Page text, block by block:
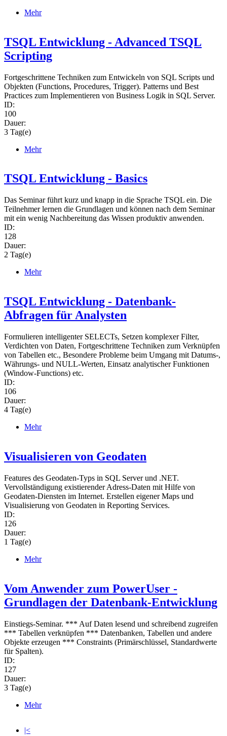
Mehr
TSQL Entwicklung - Advanced TSQL
Scripting
Fortgeschrittene Techniken zum Entwickeln von SQL Scripts und
Objekten (Functions, Procedures, Trigger). Patterns und Best
Practices zum Implementieren von Business Logik in SQL Server.
ID:
100
Dauer:
3 Tag(e)
Mehr
TSQL Entwicklung - Basics
Das Seminar führt kurz und knapp in die Sprache TSQL ein. Die
Teilnehmer lernen die Grundlagen und können nach dem Seminar
mit ein wenig Nachbereitung das Wissen produktiv anwenden.
ID:
128
Dauer:
2 Tag(e)
Mehr
TSQL Entwicklung - Datenbank-
Abfragen für Analysten
Formulieren intelligenter SELECTs, Setzen komplexer Filter,
Verdichten von Daten, Fortgeschrittene Techniken zum Verknüpfen
von Tabellen etc., Besondere Probleme beim Umgang mit Datums-,
Währungs- und NULL-Werten, Einsatz analytischer Funktionen
(Window-Functions) etc.
ID:
106
Dauer:
4 Tag(e)
Mehr
Visualisieren von Geodaten
Features des Geodaten-Typs in SQL Server und .NET.
Vervollständigung existierender Adress-Daten mit Hilfe von
Geodaten-Diensten im Internet. Erstellen eigener Maps und
Visualisierung von Geodaten in Reporting Services.
ID:
126
Dauer:
1 Tag(e)
Mehr
Vom Anwender zum PowerUser -
Grundlagen der Datenbank-Entwicklung
Einstiegs-Seminar. *** Auf Daten lesend und schreibend zugreifen
*** Tabellen verknüpfen *** Datenbanken, Tabellen und andere
Objekte erzeugen *** Constraints (Primärschlüssel, Standardwerte
für Spalten).
ID:
127
Dauer:
3 Tag(e)
Mehr
|<